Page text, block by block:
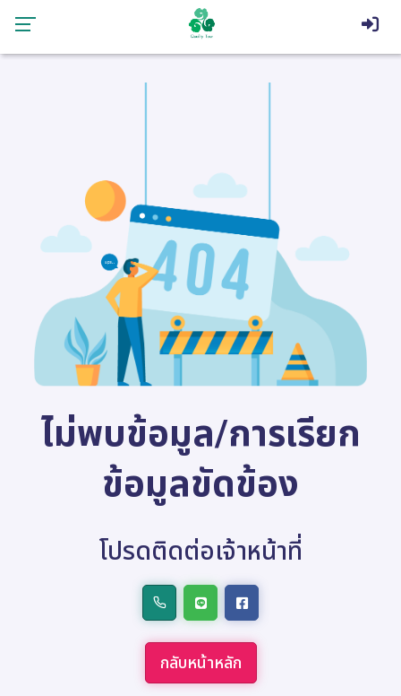
ไม่พบข้อมูล/การเรียก
ข้อมูลขัดข้อง
โปรดติดต่อเจ้าหน้าที่
กลับหน้าหลัก